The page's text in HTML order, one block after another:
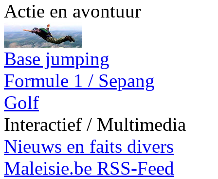
Actie en avontuur
Base jumping
Formule 1 / Sepang
Golf
Interactief / Multimedia
Nieuws en faits divers
Maleisie.be RSS-Feed